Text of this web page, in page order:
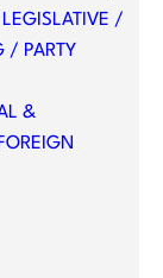
/
/ PARTY
&